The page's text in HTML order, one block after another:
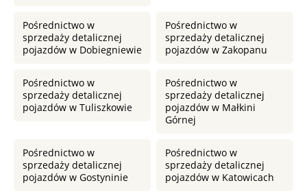
Pośrednictwo w
sprzedaży detalicznej
pojazdów w Dobiegniewie
Pośrednictwo w
sprzedaży detalicznej
pojazdów w Zakopanu
Pośrednictwo w
sprzedaży detalicznej
pojazdów w Tuliszkowie
Pośrednictwo w
sprzedaży detalicznej
pojazdów w Małkini
Górnej
Pośrednictwo w
sprzedaży detalicznej
pojazdów w Gostyninie
Pośrednictwo w
sprzedaży detalicznej
pojazdów w Katowicach